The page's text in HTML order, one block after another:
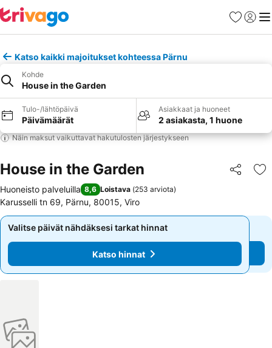
Suosikit
Katso kaikki majoitukset kohteessa Pärnu
Kohde
House in the Garden
Tulo-/lähtöpäivä
Päivämäärät
Asiakkaat ja huoneet
2 asiakasta, 1 huone
Näin maksut vaikuttavat hakutulosten järjestykseen
House in the Garden Jaa
Huoneisto palveluilla 8,6 Loistava (253 arviota)
Karusselli tn 69, Pärnu, 80015, Viro
Valitse päivät nähdäksesi tarkat hinnat
Katso hinnat
Valitse päivät nähdäksesi tarkat hinnat
Katso hinnat